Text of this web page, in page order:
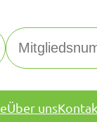
Über uns